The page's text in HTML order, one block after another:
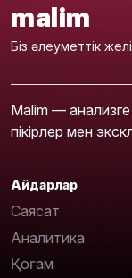
malim
Біз әлеуметтік
Malim — анализге
пікірлер мен
Айдарлар
Саясат
Аналитика
Қоғам